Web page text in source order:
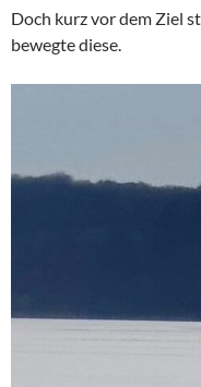
Doch kurz vor dem Ziel
bewegte diese.